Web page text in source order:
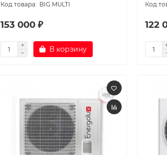
BIG MULTI
153 000 ₽
В корзину
122